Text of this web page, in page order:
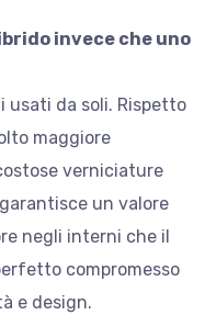
invece che uno
usati da soli. Rispetto
maggiore
verniciature
un valore
negli interni che il
compromesso
e design.